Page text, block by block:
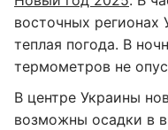
восточных регионах
теплая погода. В
термометров не
В центре Украины
возможны осадки в